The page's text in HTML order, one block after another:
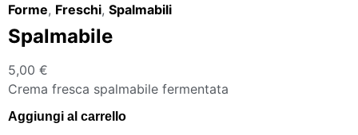
Forme, Freschi, Spalmabili
Spalmabile
5,00 €
Crema fresca spalmabile fermentata
Aggiungi al carrello